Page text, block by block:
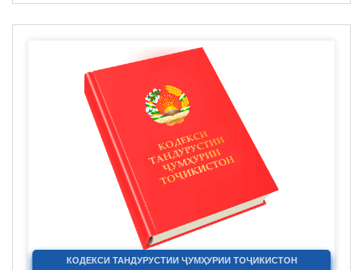
КОДЕКСИ ТАНДУРУСТИИ ҶУМҲУРИИ ТОҶИКИСТОН